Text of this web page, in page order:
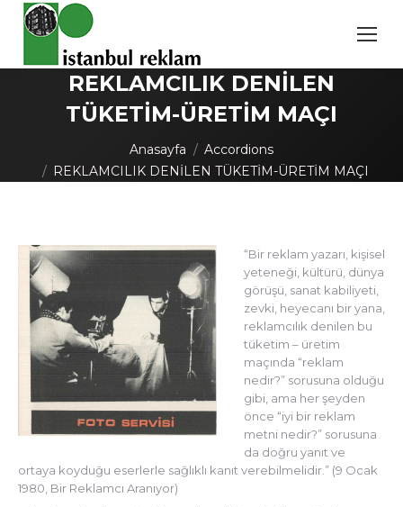
REKLAMCILIK DENİLEN
TÜKETİM-ÜRETİM MAÇI
Anasayfa
Accordions
REKLAMCILIK DENİLEN TÜKETİM-ÜRETİM MAÇI
“Bir reklam yazarı, kişisel
yeteneği, kültürü, dünya
görüşü, sanat kabiliyeti,
zevki, heyecanı bir yana,
reklamcılık denilen bu
tüketim – üretim
maçında “reklam
nedir?” sorusuna olduğu
gibi, ama her şeyden
önce “iyi bir reklam
metni nedir?” sorusuna
da doğru yanıt ve
ortaya koyduğu eserlerle sağlıklı kanıt verebilmelidir.” (9 Ocak
1980, Bir Reklamcı Aranıyor)